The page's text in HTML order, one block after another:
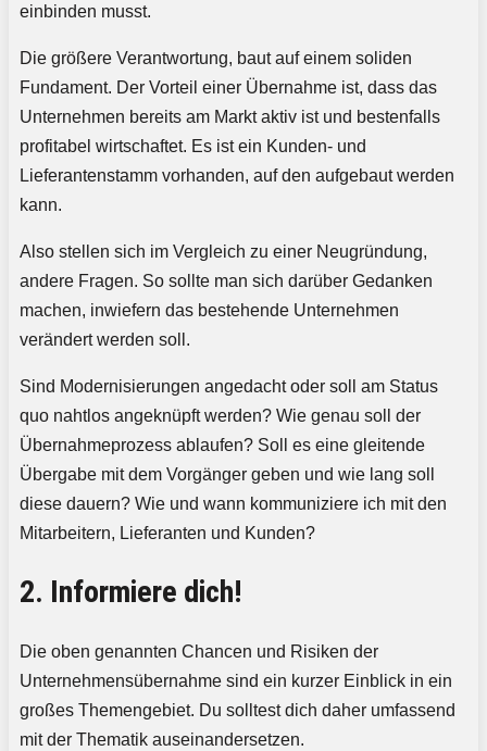
einbinden musst.
Die größere Verantwortung, baut auf einem soliden
Fundament. Der Vorteil einer Übernahme ist, dass das
Unternehmen bereits am Markt aktiv ist und bestenfalls
profitabel wirtschaftet. Es ist ein Kunden- und
Lieferantenstamm vorhanden, auf den aufgebaut werden
kann.
Also stellen sich im Vergleich zu einer Neugründung,
andere Fragen. So sollte man sich darüber Gedanken
machen, inwiefern das bestehende Unternehmen
verändert werden soll.
Sind Modernisierungen angedacht oder soll am Status
quo nahtlos angeknüpft werden? Wie genau soll der
Übernahmeprozess ablaufen? Soll es eine gleitende
Übergabe mit dem Vorgänger geben und wie lang soll
diese dauern? Wie und wann kommuniziere ich mit den
Mitarbeitern, Lieferanten und Kunden?
2. Informiere dich!
Die oben genannten Chancen und Risiken der
Unternehmensübernahme sind ein kurzer Einblick in ein
großes Themengebiet. Du solltest dich daher umfassend
mit der Thematik auseinandersetzen.